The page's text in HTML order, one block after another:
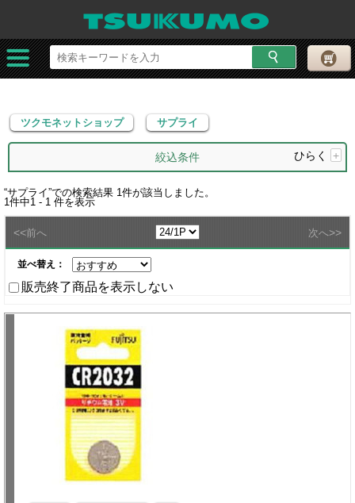
ツクモネットショップ サプライ
ツクモネットショップ サプライ
絞込条件 ひらく +
“サプライ”での検索結果 1件が該当しました。
1件中1 - 1 件を表示
<<前へ 次へ>>
並べ替え：
販売終了商品を表示しない